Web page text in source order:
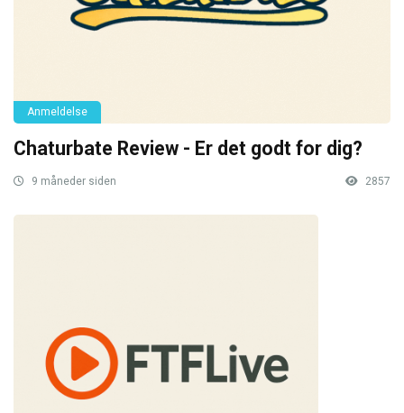
Anmeldelse
Chaturbate Review - Er det godt for dig?
9 måneder siden 2857